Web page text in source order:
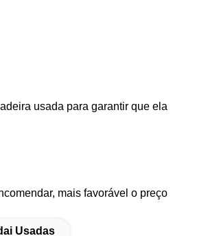
usada para garantir que ela
mais favorável o preço
Usadas